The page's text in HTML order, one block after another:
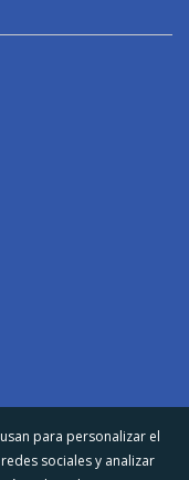
para personalizar el
sociales y analizar